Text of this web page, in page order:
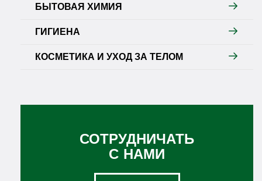
БЫТОВАЯ ХИМИЯ
ГИГИЕНА
КОСМЕТИКА И УХОД ЗА ТЕЛОМ
СОТРУДНИЧАТЬ
С НАМИ